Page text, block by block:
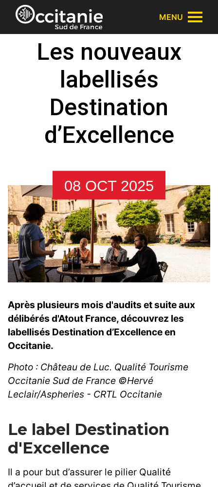
Panneau de gestion des cookies
MENU
Les nouveaux
labellisés
Destination
d’Excellence
08 OCT 2025
Après plusieurs mois d'audits et suite aux
délibérés d'Atout France, découvrez les
labellisés Destination d’Excellence en
Occitanie.
Photo : Château de Luc. Qualité Tourisme
Occitanie Sud de France ©Hervé
Leclair/Aspheries - CRTL Occitanie
Le label Destination
d'Excellence
Il a pour but d’assurer le pilier Qualité